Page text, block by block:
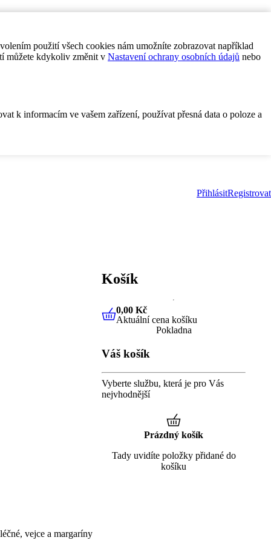
použití všech cookies nám umožníte zobrazovat například
můžete kdykoliv změnit v Nastavení ochrany osobních údajů nebo
k informacím ve vašem zařízení, používat přesná data o poloze a
PřihlásitRegistrovat
vejce a margaríny
Košík
0,00 KčAktuální cena košíku
0,00 Kč
Aktuální cena košíku
Pokladna
Váš košík
Vyberte službu, která je pro Vás
nejvhodnější
Prázdný košík
Tady uvidíte položky přidané do
košíku